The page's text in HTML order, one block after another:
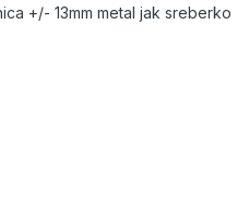
+/- 13mm metal jak sreberko